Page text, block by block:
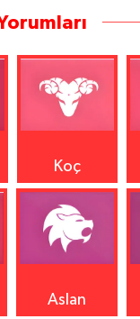
Koç
Aslan